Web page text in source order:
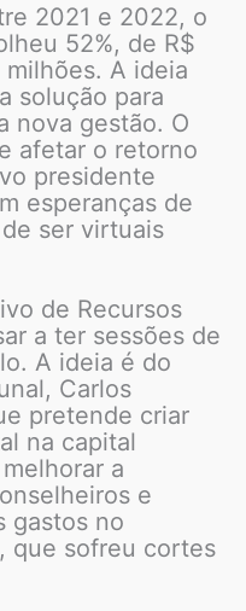
2021 e 2022, o
52%, de R$
milhões. A ideia
solução para
nova gestão. O
afetar o retorno
presidente
esperanças de
ser virtuais
de Recursos
a ter sessões de
A ideia é do
Carlos
pretende criar
na capital
a
e
gastos no
que sofreu cortes